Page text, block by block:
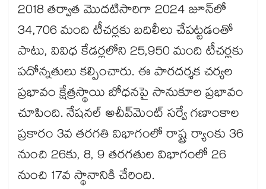
2018 తర్వాత మొదటిసారిగా 2024 జూన్‌‌‌‌‌‌‌‌‌‌‌‌‌‌‌‌లో
34,706 మంది టీచర్లకు బదిలీలు చేపట్టడంతో
పాటు, వివిధ కేడర్లలోని 25,950 మంది టీచర్లకు
పదోన్నతులు కల్పించారు. ఈ పారదర్శక చర్యల
ప్రభావం క్షేత్రస్థాయి బోధనపై సానుకూల ప్రభావం
చూపింది. నేషనల్ అచీవ్‌‌‌‌‌‌‌‌‌‌‌‌‌‌‌‌మెంట్ సర్వే గణాంకాల
ప్రకారం 3వ తరగతి విభాగంలో రాష్ట్ర ర్యాంకు 36
నుంచి 26కు, 8, 9 తరగతుల విభాగంలో 26
నుంచి 17వ స్థానానికి చేరింది.